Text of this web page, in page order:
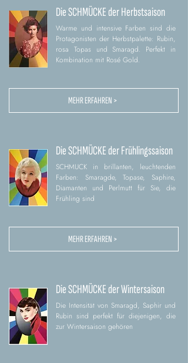
Die SCHMÜCKE der Herbstsaison
Warme und intensive Farben sind die
Protagonisten der Herbstpalette: Rubin,
rosa Topas und Smaragd. Perfekt in
Kombination mit Rosé Gold.
MEHR ERFAHREN >
Die SCHMÜCKE der Frühlingssaison
SCHMUCK in brillanten, leuchtenden
Farben: Smaragde, Topase, Saphire,
Diamanten und Perlmutt für Sie, die
Frühling sind
MEHR ERFAHREN >
Die SCHMÜCKE der Wintersaison
Die Intensität von Smaragd, Saphir und
Rubin sind perfekt für diejenigen, die
zur Wintersaison gehören